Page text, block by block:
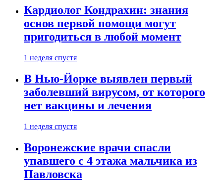
Кардиолог Кондрахин: знания
основ первой помощи могут
пригодиться в любой момент
1 неделя спустя
В Нью-Йорке выявлен первый
заболевший вирусом, от которого
нет вакцины и лечения
1 неделя спустя
Воронежские врачи спасли
упавшего с 4 этажа мальчика из
Павловска